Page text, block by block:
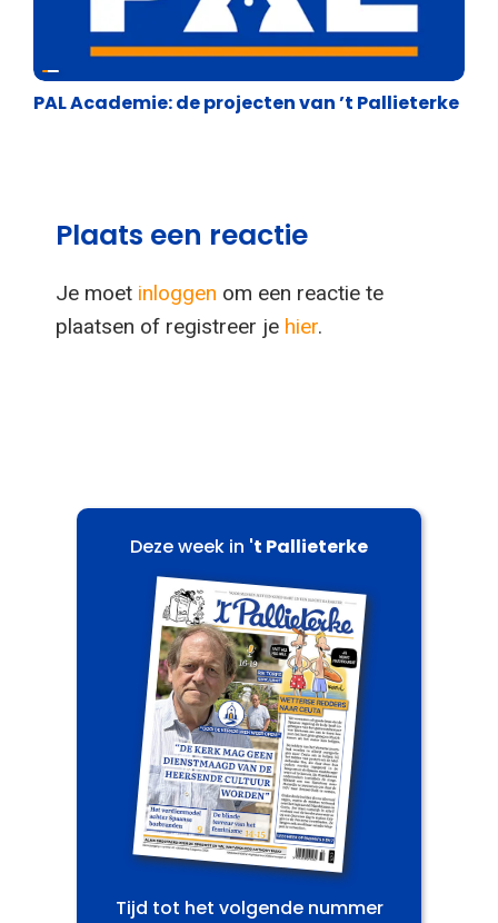
Over ons
PAL Academie: de projecten van ’t Pallieterke
Plaats een reactie
Je moet inloggen om een reactie te
plaatsen of registreer je hier.
Deze week in 't Pallieterke
Tijd tot het volgende nummer